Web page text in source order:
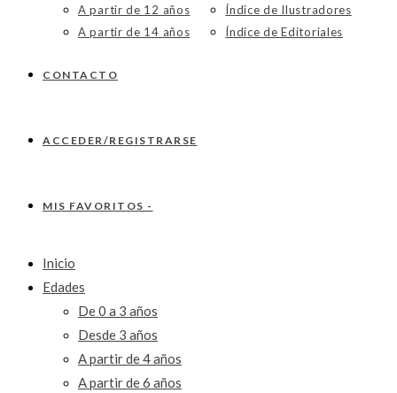
A partir de 12 años
A partir de 14 años
Índice de Ilustradores
Índice de Editoriales
CONTACTO
ACCEDER/REGISTRARSE
MIS FAVORITOS -
Inicio
Edades
De 0 a 3 años
Desde 3 años
A partir de 4 años
A partir de 6 años